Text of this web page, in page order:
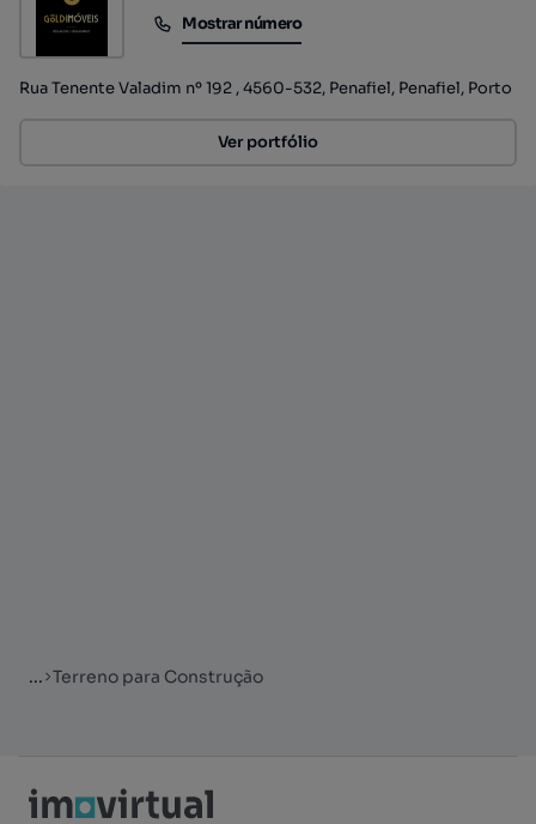
Mostrar número
Mostrar número
Rua Tenente Valadim nº 192 , 4560-532, Penafiel, Penafiel, Porto
Ver portfólio
... Terreno para Construção